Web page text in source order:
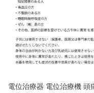
電位治療器 電位治療機 頭